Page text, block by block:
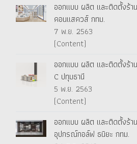
ออกแบบ ผลิต และติดตั้งร้า
คอนแสควส์ กทม.
7 พ.ย. 2563
(Content)
ออกแบบ ผลิต และติดตั้งร้า
C ปทุมธานี
5 พ.ย. 2563
(Content)
ออกแบบ ผลิต และติดตั้งร้า
อุปกรณ์กอล์ฟ ธนิยะ กทม.